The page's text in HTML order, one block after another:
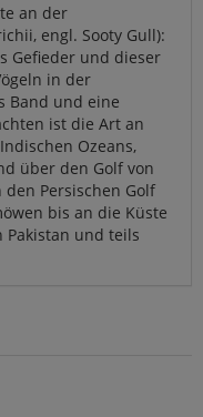
an der
engl. Sooty Gull):
Gefieder und dieser
in der
Band und eine
ist die Art an
Ozeans,
über den Golf von
Persischen Golf
bis an die Küste
Pakistan und teils